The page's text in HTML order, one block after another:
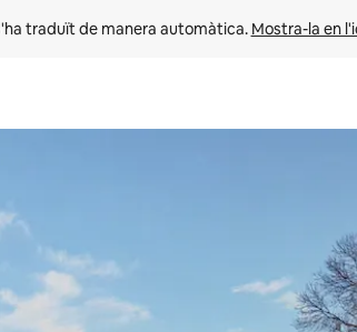
traduït de manera automàtica. Mostra-la en